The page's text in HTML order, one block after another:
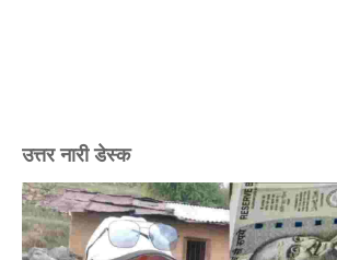
उत्तर नारी डेस्क